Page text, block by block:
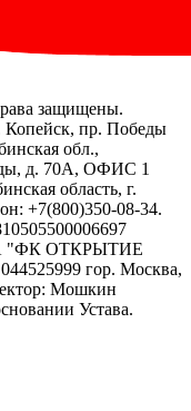
защищены.
Копейск, пр. Победы
обл.,
д. 70А, ОФИС 1
область, г.
+7(800)350-08-34.
"ФК ОТКРЫТИЕ
гор. Москва,
Мошкин
Устава.